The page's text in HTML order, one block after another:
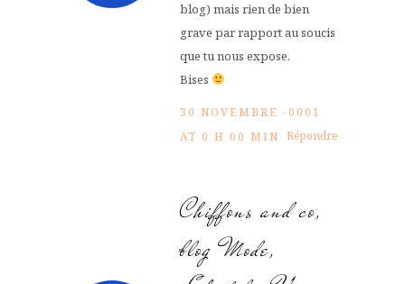
blog) mais rien de bien
grave par rapport au soucis
que tu nous expose.
Bises
30 NOVEMBRE -0001
AT 0 H 00 MIN Répondre
Chiffons and co,
blog Mode,